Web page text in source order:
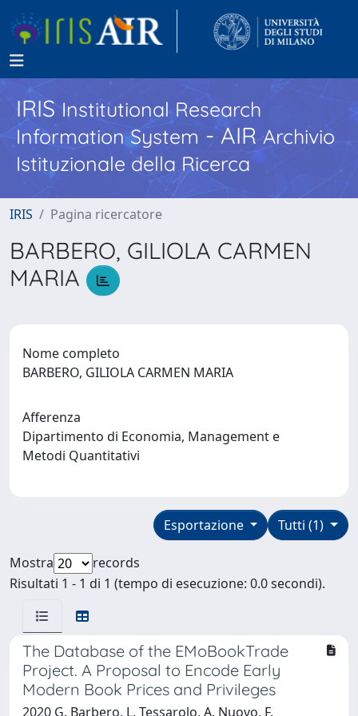
IRISInstitutional Research
Information System - AIR Archivio
Istituzionale della Ricerca
IRIS Pagina ricercatore
BARBERO, GILIOLA CARMEN
MARIA
Nome completo
BARBERO, GILIOLA CARMEN MARIA
Afferenza
Dipartimento di Economia, Management e
Metodi Quantitativi
Tutti (1)
Esportazione
Mostra
records
Risultati 1 - 1 di 1 (tempo di esecuzione: 0.0 secondi).
The Database of the EMoBookTrade
Project. A Proposal to Encode Early
Modern Book Prices and Privileges
2020 G. Barbero, L. Tessarolo, A. Nuovo, F.